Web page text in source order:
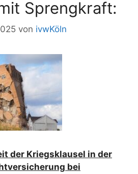
Sprengkraft:
von ivwKöln
der Kriegsklausel in der
bei